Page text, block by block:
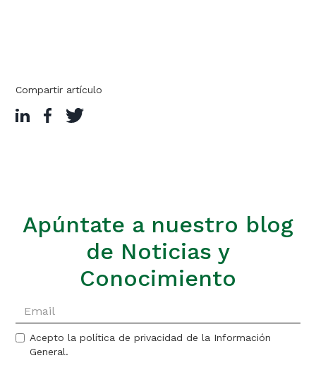
Compartir artículo
Apúntate a nuestro blog
de Noticias y
Conocimiento
Acepto la política de privacidad de la Información
General.